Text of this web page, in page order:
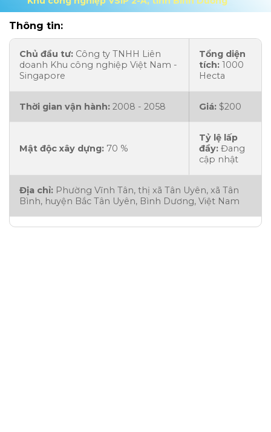
Thông tin:
Chủ đầu tư: Công ty TNHH Liên
doanh Khu công nghiệp Việt Nam -
Singapore
Tổng diện
tích: 1000
Hecta
Thời gian vận hành: 2008 - 2058 Giá: $200
Mật độc xây dựng: 70 %
Tỷ lệ lấp
đầy: Đang
cập nhật
Địa chỉ: Phường Vĩnh Tân, thị xã Tân Uyên, xã Tân
Bình, huyện Bắc Tân Uyên, Bình Dương, Việt Nam